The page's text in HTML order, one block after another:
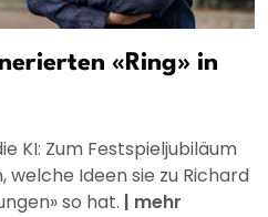
«Ring» in
KI: Zum Festspieljubiläum
welche Ideen sie zu Richard
so hat. | mehr